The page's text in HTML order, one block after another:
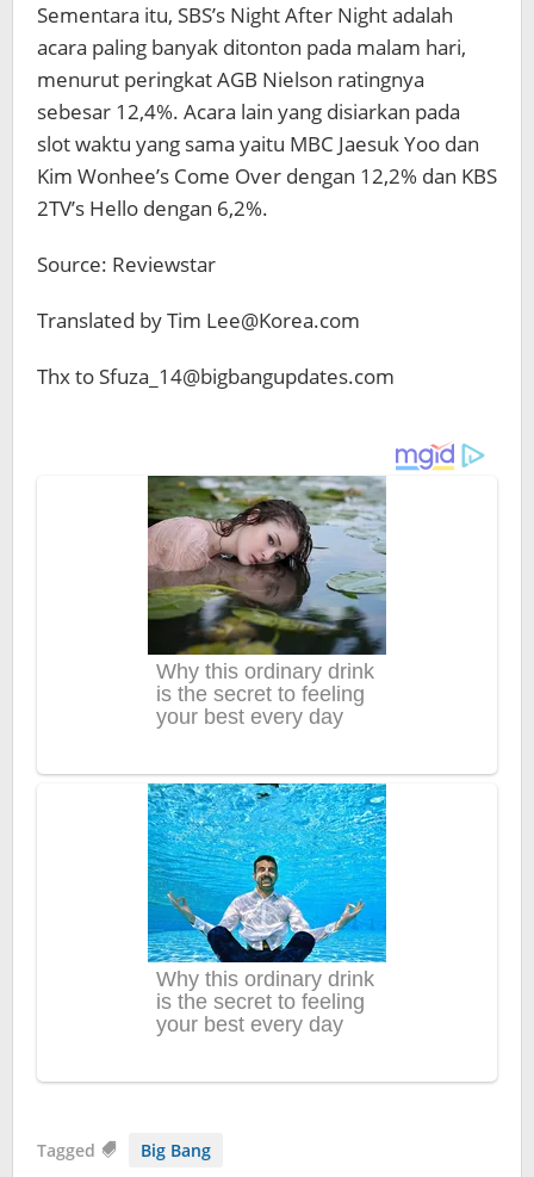
Sementara itu, SBS’s Night After Night adalah
acara paling banyak ditonton pada malam hari,
menurut peringkat AGB Nielson ratingnya
sebesar 12,4%. Acara lain yang disiarkan pada
slot waktu yang sama yaitu MBC Jaesuk Yoo dan
Kim Wonhee’s Come Over dengan 12,2% dan KBS
2TV’s Hello dengan 6,2%.
Source: Reviewstar
Translated by Tim Lee@Korea.com
Thx to Sfuza_14@bigbangupdates.com
Tagged Big Bang